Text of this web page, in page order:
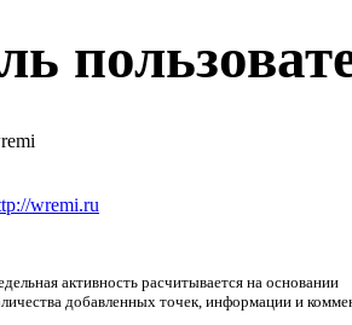
wremi.ru
активность расчитывается на основании
добавленных точек, информации и